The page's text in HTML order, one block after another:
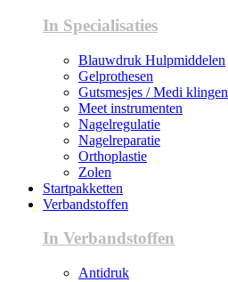
In Specialisaties
Blauwdruk Hulpmiddelen
Gelprothesen
Gutsmesjes / Medi klingen
Meet instrumenten
Nagelregulatie
Nagelreparatie
Orthoplastie
Zolen
Startpakketten
Verbandstoffen
In Verbandstoffen
Antidruk